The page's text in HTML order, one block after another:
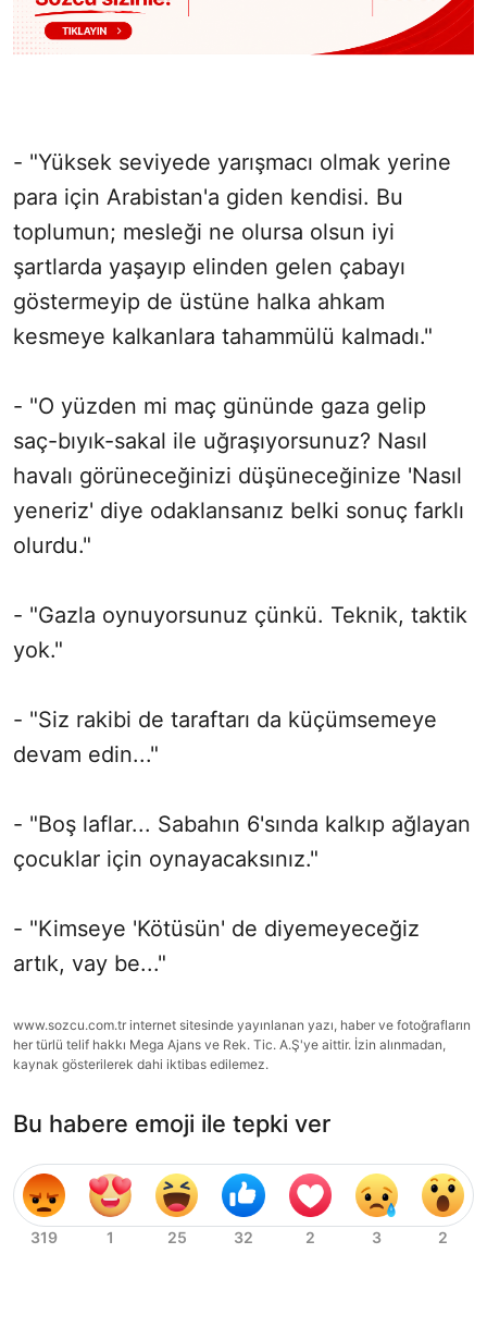
- "Yüksek seviyede yarışmacı olmak yerine
para için Arabistan'a giden kendisi. Bu
toplumun; mesleği ne olursa olsun iyi
şartlarda yaşayıp elinden gelen çabayı
göstermeyip de üstüne halka ahkam
kesmeye kalkanlara tahammülü kalmadı."
- "O yüzden mi maç gününde gaza gelip
saç-bıyık-sakal ile uğraşıyorsunuz? Nasıl
havalı görüneceğinizi düşüneceğinize 'Nasıl
yeneriz' diye odaklansanız belki sonuç farklı
olurdu."
- "Gazla oynuyorsunuz çünkü. Teknik, taktik
yok."
- "Siz rakibi de taraftarı da küçümsemeye
devam edin..."
- "Boş laflar... Sabahın 6'sında kalkıp ağlayan
çocuklar için oynayacaksınız."
- "Kimseye 'Kötüsün' de diyemeyeceğiz
artık, vay be..."
www.sozcu.com.tr internet sitesinde yayınlanan yazı, haber ve fotoğrafların
her türlü telif hakkı Mega Ajans ve Rek. Tic. A.Ş'ye aittir. İzin alınmadan,
kaynak gösterilerek dahi iktibas edilemez.
Bu habere emoji ile tepki ver